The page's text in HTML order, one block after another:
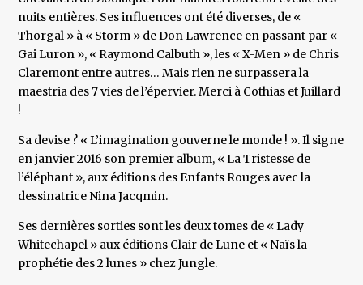
nuits entières. Ses influences ont été diverses, de «
Thorgal » à « Storm » de Don Lawrence en passant par «
Gai Luron », « Raymond Calbuth », les « X-Men » de Chris
Claremont entre autres… Mais rien ne surpassera la
maestria des 7 vies de l’épervier. Merci à Cothias et Juillard
!
Sa devise ? « L’imagination gouverne le monde ! ». Il signe
en janvier 2016 son premier album, « La Tristesse de
l’éléphant », aux éditions des Enfants Rouges avec la
dessinatrice Nina Jacqmin.
Ses dernières sorties sont les deux tomes de « Lady
Whitechapel » aux éditions Clair de Lune et « Naïs la
prophétie des 2 lunes » chez Jungle.